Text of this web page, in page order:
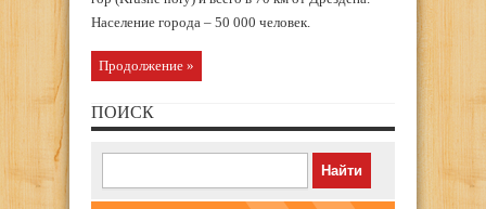
Население города – 50 000 человек.
Продолжение »
ПОИСК